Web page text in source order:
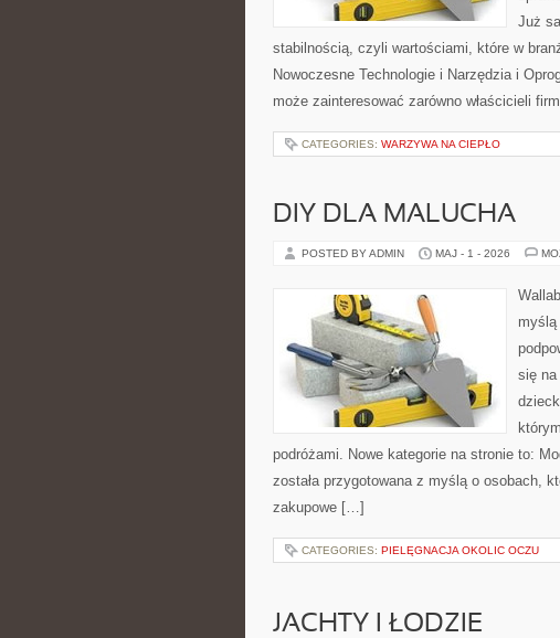
Już
stabilnością, czyli wartościami, które w
Nowoczesne Technologie i Narzędzia i
może zainteresować zarówno właścicieli
CATEGORIES: WARZYWA NA CIEPŁO
DIY DLA MALUCHA
POSTED BY ADMIN MAJ - 1 - 2026
się
podróżami. Nowe kategorie na stronie to:
została przygotowana z myślą o osobach,
zakupowe […]
CATEGORIES: PIELĘGNACJA OKOLIC OCZU
JACHTY I ŁODZIE